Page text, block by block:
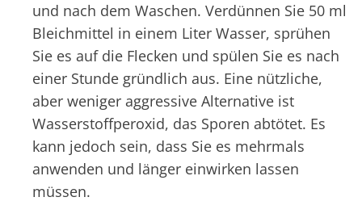
und nach dem Waschen. Verdünnen Sie 50 ml
Bleichmittel in einem Liter Wasser, sprühen
Sie es auf die Flecken und spülen Sie es nach
einer Stunde gründlich aus. Eine nützliche,
aber weniger aggressive Alternative ist
Wasserstoffperoxid, das Sporen abtötet. Es
kann jedoch sein, dass Sie es mehrmals
anwenden und länger einwirken lassen
müssen.